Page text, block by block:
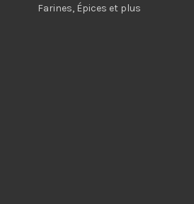
Farines, Épices et plus